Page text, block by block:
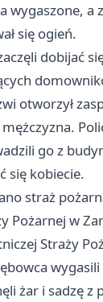
wygaszone, a
się ogień.
dobijać
otworzył
go z
się kobiecie.
straż
Pożarnej w
Straży
żar i sadzę z